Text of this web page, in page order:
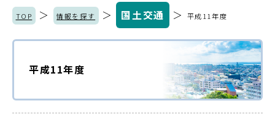
TOP ＞ 情報を探す ＞ 国土交通 ＞ 平成11年度
平成11年度